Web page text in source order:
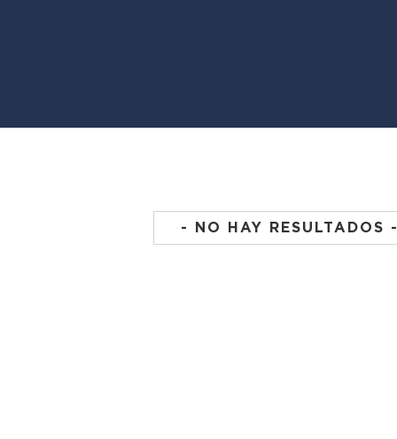
- NO HAY RESULTADOS